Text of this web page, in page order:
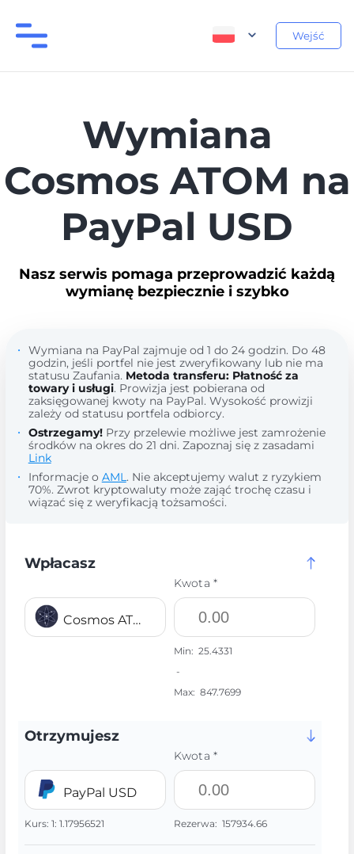
Wejść
Wymiana
Cosmos ATOM na
PayPal USD
Nasz serwis pomaga przeprowadzić każdą
wymianę bezpiecznie i szybko
Wymiana na PayPal zajmuje od 1 do 24 godzin. Do 48
godzin, jeśli portfel nie jest zweryfikowany lub nie ma
statusu Zaufania. Metoda transferu: Płatność za
towary i usługi. Prowizja jest pobierana od
zaksięgowanej kwoty na PayPal. Wysokość prowizji
zależy od statusu portfela odbiorcy.
Ostrzegamy!Przy przelewie możliwe jest zamrożenie
środków na okres do 21 dni. Zapoznaj się z zasadami
Link
Informacje o AML. Nie akceptujemy walut z ryzykiem
70%. Zwrot kryptowaluty może zająć trochę czasu i
wiązać się z weryfikacją tożsamości.
Wpłacasz
Cosmos ATOM
Kwota *
Min: 25.4331
-
Max: 847.7699
Otrzymujesz
PayPal USD
Kurs: 1: 1.17956521
Kwota *
Rezerwa: 157934.66